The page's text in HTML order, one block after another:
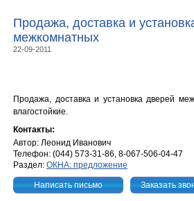
Продажа, доставка и
межкомнатных
22-09-2011
Продажа, доставка и установка дверей
влагостойкие.
Контакты:
Автор: Леонид Иванович
Телефон: (044) 573-31-86, 8-067-506-04-47
Раздел: ОКНА: предложение
Написать письмо Заказать